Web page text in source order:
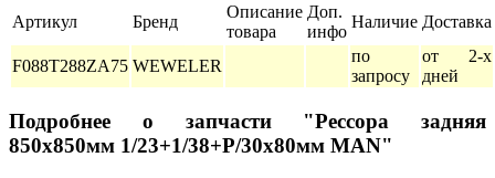
Артикул Бренд
Описание
товара
Доп.
инфо
Наличие Доставка
F088T288ZA75 WEWELER
по
запросу
от 2-х
дней
Подробнее о запчасти "Рессора задняя
850x850мм 1/23+1/38+P/30x80мм MAN"